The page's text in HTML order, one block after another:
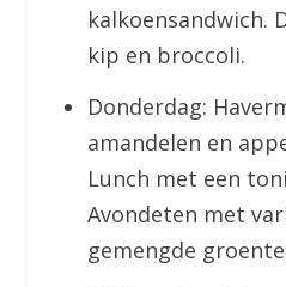
kalkoensandwich.
kip en broccoli.
Donderdag:
amandelen en
Lunch met een
Avondeten met
gemengde